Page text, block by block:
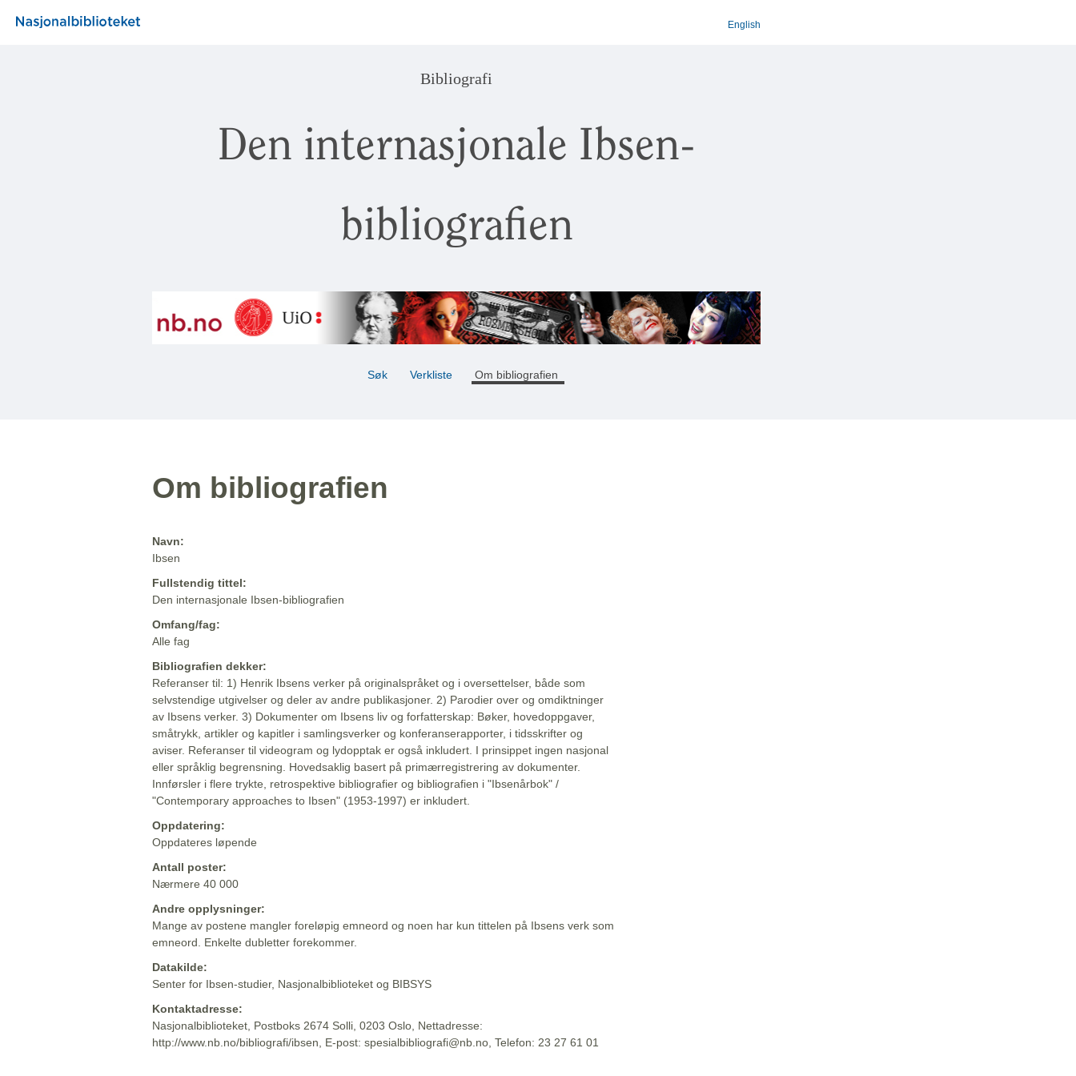
English
Bibliografi
Den internasjonale Ibsen-
bibliografien
Søk Verkliste Om bibliografien
Om bibliografien
Navn:
Ibsen
Fullstendig tittel:
Den internasjonale Ibsen-bibliografien
Omfang/fag:
Alle fag
Bibliografien dekker:
Referanser til: 1) Henrik Ibsens verker på originalspråket og i oversettelser, både som
selvstendige utgivelser og deler av andre publikasjoner. 2) Parodier over og omdiktninger
av Ibsens verker. 3) Dokumenter om Ibsens liv og forfatterskap: Bøker, hovedoppgaver,
småtrykk, artikler og kapitler i samlingsverker og konferanserapporter, i tidsskrifter og
aviser. Referanser til videogram og lydopptak er også inkludert. I prinsippet ingen nasjonal
eller språklig begrensning. Hovedsaklig basert på primærregistrering av dokumenter.
Innførsler i flere trykte, retrospektive bibliografier og bibliografien i "Ibsenårbok" /
"Contemporary approaches to Ibsen" (1953-1997) er inkludert.
Oppdatering:
Oppdateres løpende
Antall poster:
Nærmere 40 000
Andre opplysninger:
Mange av postene mangler foreløpig emneord og noen har kun tittelen på Ibsens verk som
emneord. Enkelte dubletter forekommer.
Datakilde:
Senter for Ibsen-studier, Nasjonalbiblioteket og BIBSYS
Kontaktadresse:
Nasjonalbiblioteket, Postboks 2674 Solli, 0203 Oslo, Nettadresse:
http://www.nb.no/bibliografi/ibsen, E-post: spesialbibliografi@nb.no, Telefon: 23 27 61 01